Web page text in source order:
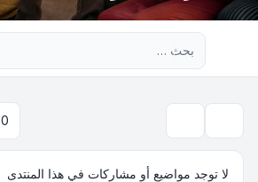
0 موضوع • صفحة
لا توجد مواضيع أو مشاركات في هذا المنتدى